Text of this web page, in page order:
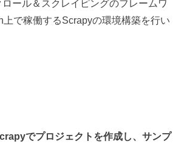
ロール＆スクレイピングのフレームワ
上で稼働するScrapyの環境構築を行い
でプロジェクトを作成し、サンプ